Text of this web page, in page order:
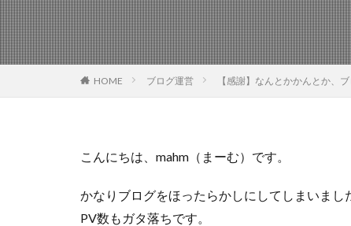
HOME ブログ運営 【感謝】なんとかかんとか、
こんにちは、mahm（まーむ）です。
かなりブログをほったらかしにしてしまいまし
PV数もガタ落ちです。
春キャンプ
グルキャン
キャンプグルメ
りょうぜんこども